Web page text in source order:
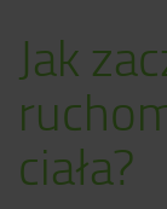
Jak
ciała?